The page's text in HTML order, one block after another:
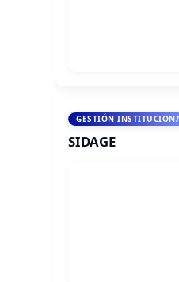
GESTIÓN
SIDAGE